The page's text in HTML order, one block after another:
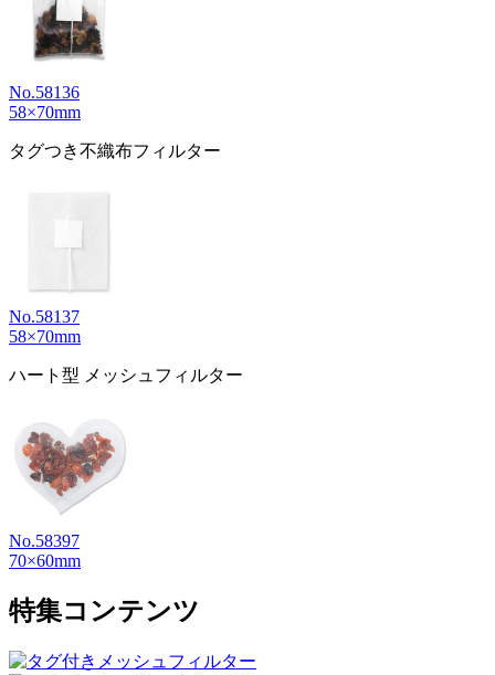
No.58136
58×70mm
タグつき不織布フィルター
No.58137
58×70mm
ハート型 メッシュフィルター
No.58397
70×60mm
特集コンテンツ